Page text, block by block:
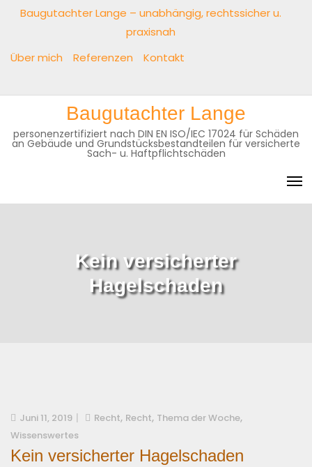
Baugutachter Lange – unabhängig, rechtssicher u.
praxisnah
Über mich
Referenzen Kontakt
Baugutachter
Lange
–
unabhängig,
praxisnah
Über
mich
Referenzen
Kontakt
Baugutachter Lange
personenzertifiziert nach DIN EN ISO/IEC 17024 für Schäden
an Gebäude und Grundstücksbestandteilen für versicherte
Sach- u. Haftpflichtschäden
Kein versicherter
Hagelschaden
Juni 11, 2019 Recht, Recht, Thema der Woche,
Wissenswertes
Kein versicherter Hagelschaden